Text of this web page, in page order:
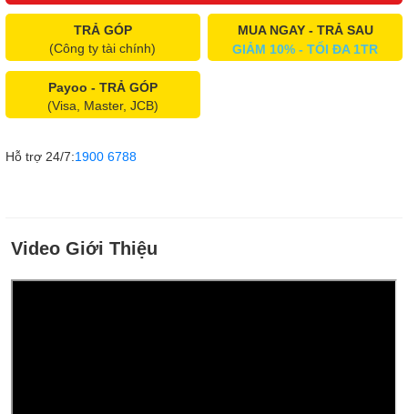
TRẢ GÓP
(Công ty tài chính)
MUA NGAY - TRẢ SAU
GIẢM 10% - TỐI ĐA 1TR
Payoo - TRẢ GÓP
(Visa, Master, JCB)
Hỗ trợ 24/7:1900 6788
Video Giới Thiệu